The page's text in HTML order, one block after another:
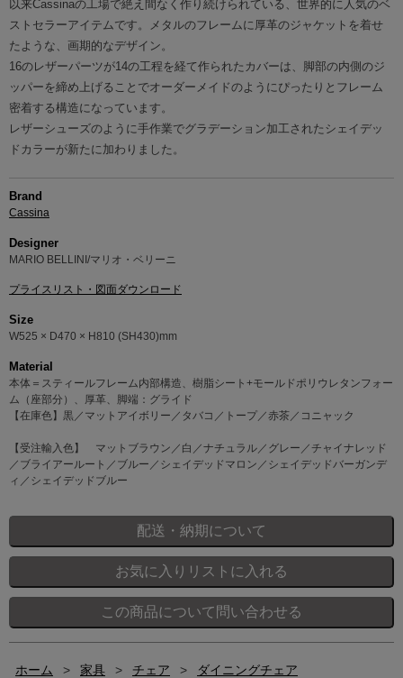
以来Cassinaの工場で絶え間なく作り続けられている、世界的に人気のベ
ストセラーアイテムです。メタルのフレームに厚革のジャケットを着せ
たような、画期的なデザイン。
16のレザーパーツが14の工程を経て作られたカバーは、脚部の内側のジ
ッパーを締め上げることでオーダーメイドのようにぴったりとフレーム
密着する構造になっています。
レザーシューズのように手作業でグラデーション加工されたシェイデッ
ドカラーが新たに加わりました。
Brand
Cassina
Designer
MARIO BELLINI/マリオ・ベリーニ
プライスリスト・図面ダウンロード
Size
W525 × D470 × H810 (SH430)mm
Material
本体＝スティールフレーム内部構造、樹脂シート+モールドポリウレタンフォー
ム（座部分）、厚革、脚端：グライド
【在庫色】黒／マットアイボリー／タバコ／トープ／赤茶／コニャック
【受注輸入色】 マットブラウン／白／ナチュラル／グレー／チャイナレッド
／ブライアールート／ブルー／シェイデッドマロン／シェイデッドバーガンデ
ィ／シェイデッドブルー
ホーム > 家具 > チェア > ダイニングチェア